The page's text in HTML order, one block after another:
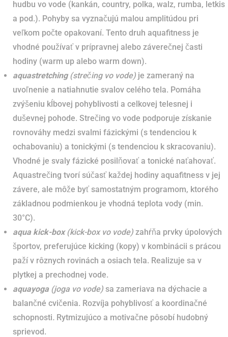
hudbu vo vode (kankán, country, polka, walz, rumba, letkis
a pod.). Pohyby sa vyznačujú malou amplitúdou pri
veľkom počte opakovaní. Tento druh aquafitness je
vhodné používať v prípravnej alebo záverečnej časti
hodiny (warm up alebo warm down).
aquastretching(strečing vo vode) je zameraný na
uvoľnenie a natiahnutie svalov celého tela. Pomáha
zvýšeniu kĺbovej pohyblivosti a celkovej telesnej i
duševnej pohode. Strečing vo vode podporuje získanie
rovnováhy medzi svalmi fázickými (s tendenciou k
ochabovaniu) a tonickými (s tendenciou k skracovaniu).
Vhodné je svaly fázické posilňovať a tonické naťahovať.
Aquastrečing tvorí súčasť každej hodiny aquafitness v jej
závere, ale môže byť samostatným programom, ktorého
základnou podmienkou je vhodná teplota vody (min.
30°C).
aqua kick-box(kick-box vo vode) zahŕňa prvky úpolových
športov, preferujúce kicking (kopy) v kombinácii s prácou
paží v rôznych rovinách a osiach tela. Realizuje sa v
plytkej a prechodnej vode.
aquayoga (joga vo vode) sa zameriava na dýchacie a
balančné cvičenia. Rozvíja pohyblivosť a koordinačné
schopnosti. Rytmizujúco a motivačne pôsobí hudobný
sprievod.